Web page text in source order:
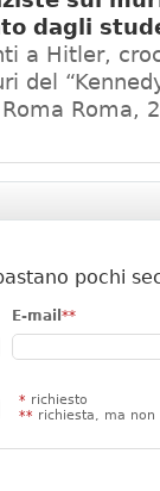
dagli
a Hitler,
del
Roma Roma,
pochi
E-mail **
* richiesto
** richiesta, ma non